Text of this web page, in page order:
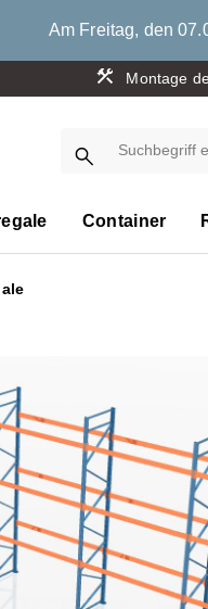
Am Freitag, den
Montage
Container